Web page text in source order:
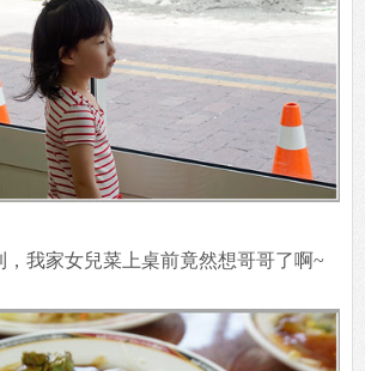
我家女兒菜上桌前竟然想哥哥了啊~